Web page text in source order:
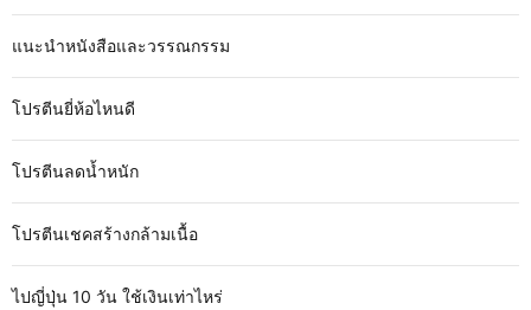
แนะนำหนังสือและวรรณกรรม
โปรตีนยี่ห้อไหนดี
โปรตีนลดน้ำหนัก
โปรตีนเชคสร้างกล้ามเนื้อ
ไปญี่ปุ่น 10 วัน ใช้เงินเท่าไหร่